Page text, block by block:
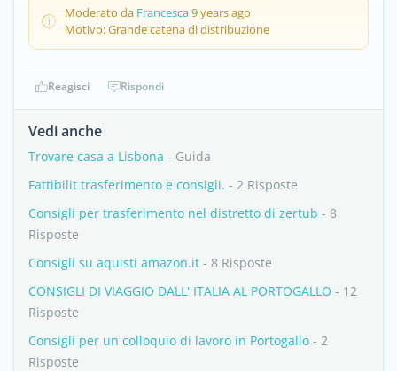
Moderato da Francesca9 years ago
Motivo: Grande catena di distribuzione
Reagisci Rispondi
Vedi anche
Trovare casa a Lisbona - Guida
Fattibilit trasferimento e consigli. - 2 Risposte
Consigli per trasferimento nel distretto di zertub - 8
Risposte
Consigli su aquisti amazon.it - 8 Risposte
CONSIGLI DI VIAGGIO DALL' ITALIA AL PORTOGALLO - 12
Risposte
Consigli per un colloquio di lavoro in Portogallo - 2
Risposte